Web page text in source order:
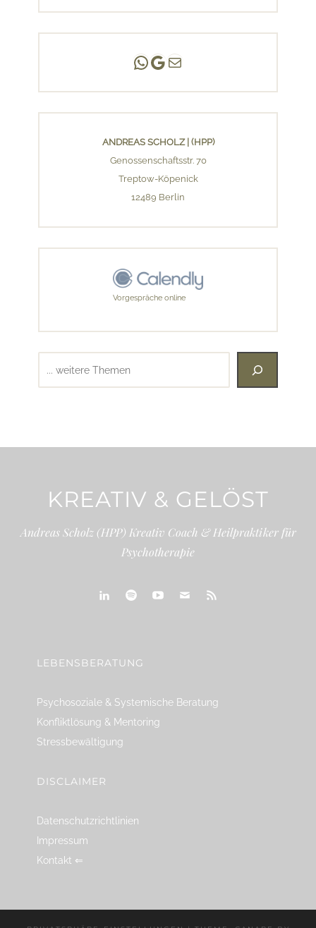
Andreas Scholz | (HPP)
Praxis Adlershof
E-Mail an mich ...
ANDREAS SCHOLZ | (HPP)
Genossenschaftsstr. 70
Treptow-Köpenick
12489 Berlin
Vorgespräche online
KREATIV & GELÖST
Andreas Scholz (HPP) Kreativ Coach & Heilpraktiker für
Psychotherapie
LEBENSBERATUNG
Psychosoziale & Systemische Beratung
Konfliktlösung & Mentoring
Stressbewältigung
DISCLAIMER
Datenschutzrichtlinien
Impressum
Kontakt ⇐